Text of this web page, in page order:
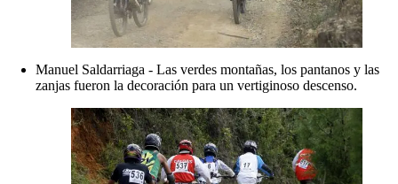
Manuel Saldarriaga - Las verdes montañas, los pantanos y las
zanjas fueron la decoración para un vertiginoso descenso.